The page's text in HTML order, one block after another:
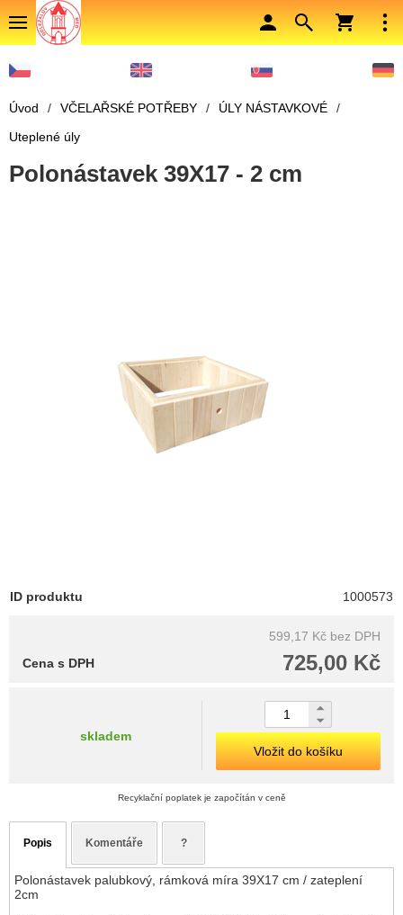
Úvod / VČELAŘSKÉ POTŘEBY / ÚLY NÁSTAVKOVÉ
/
Uteplené úly
Polonástavek 39X17 - 2 cm
ID produktu 1000573
599,17 Kč bez DPH
725,00 Kč
Cena s DPH
skladem
Vložit do košíku
Recyklační poplatek je započítán v ceně
Popis Komentáře ?
Polonástavek palubkový, rámková míra 39X17 cm / zateplení
2cm